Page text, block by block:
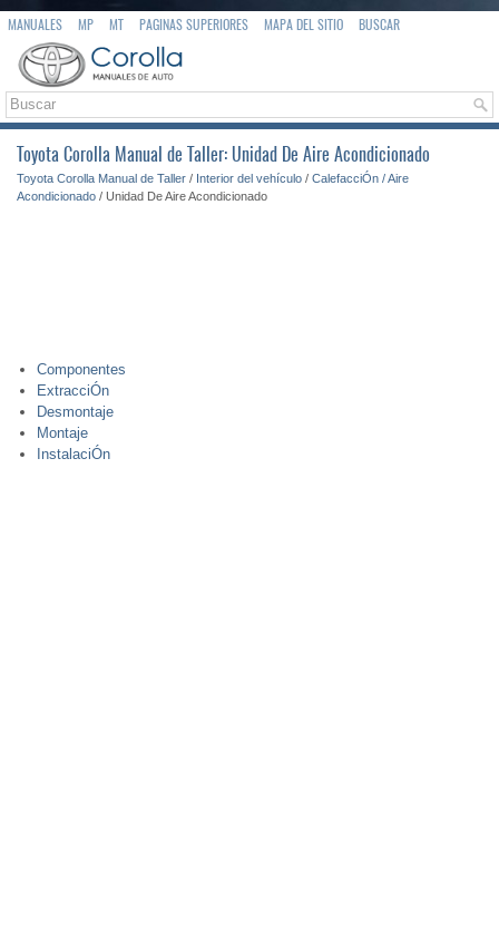
MANUALES MP MT PAGINAS SUPERIORES MAPA DEL SITIO BUSCAR
Toyota Corolla Manual de Taller: Unidad De Aire Acondicionado
Toyota Corolla Manual de Taller / Interior del vehículo / CalefacciÓn / Aire
Acondicionado / Unidad De Aire Acondicionado
Componentes
ExtracciÓn
Desmontaje
Montaje
InstalaciÓn